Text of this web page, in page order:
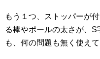
もう１つ、ストッパーが
る棒やポールの太さが、
も、何の問題も無く使え